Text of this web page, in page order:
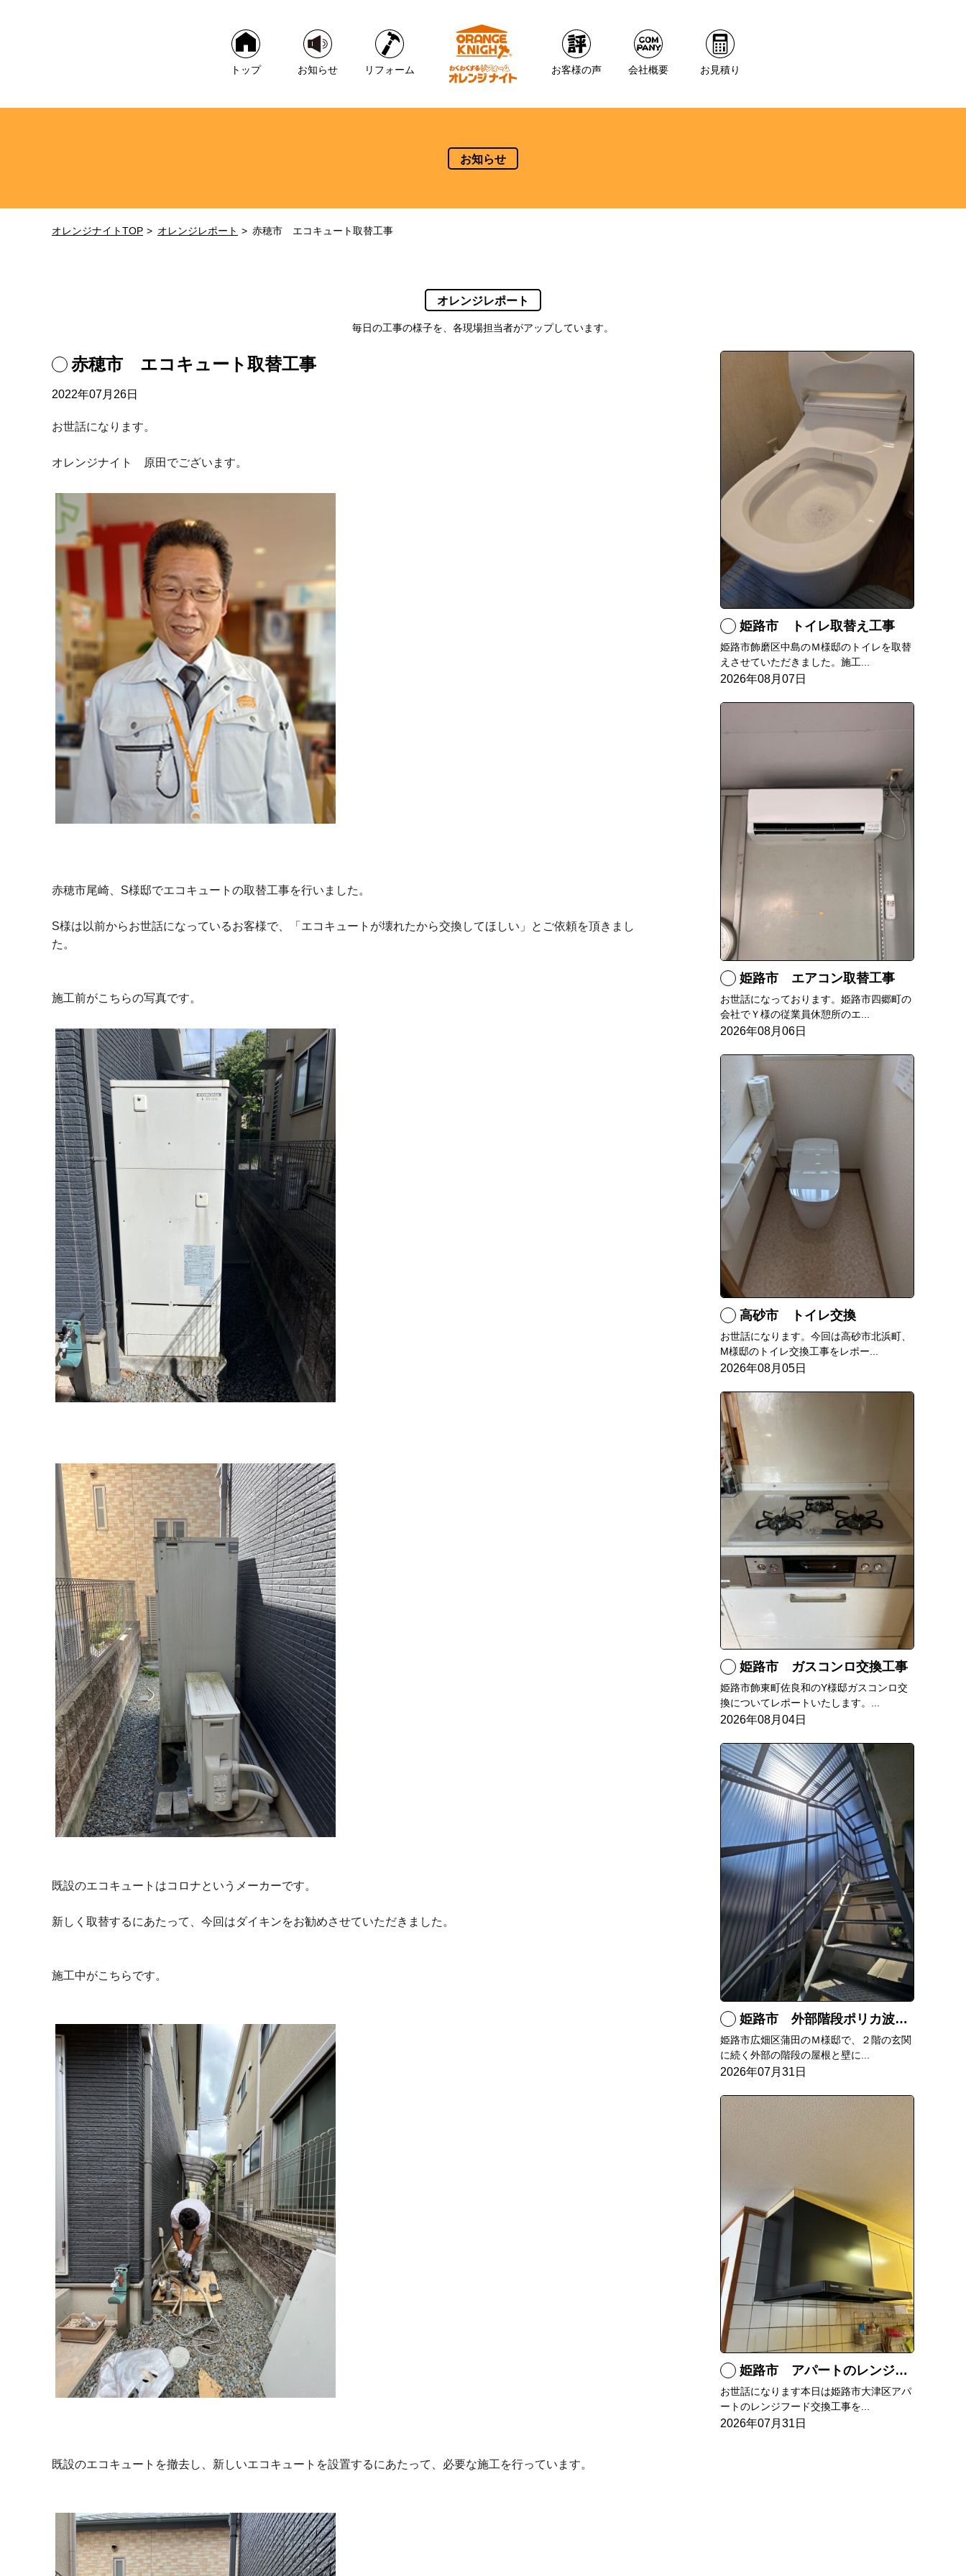
トップ お知らせ リフォーム お客様の声 会社概要 お見積り
お知らせ
オレンジナイトTOP オレンジレポート 赤穂市 エコキュート取替工事
オレンジレポート
毎日の工事の様子を、各現場担当者がアップしています。
赤穂市 エコキュート取替工事
2022年07月26日
お世話になります。
オレンジナイト 原田でございます。
赤穂市尾崎、S様邸でエコキュートの取替工事を行いました。
S様は以前からお世話になっているお客様で、「エコキュートが壊れたから交換してほしい」とご依頼を頂きまし
た。
施工前がこちらの写真です。
既設のエコキュートはコロナというメーカーです。
新しく取替するにあたって、今回はダイキンをお勧めさせていただきました。
施工中がこちらです。
既設のエコキュートを撤去し、新しいエコキュートを設置するにあたって、必要な施工を行っています。
姫路市 トイレ取替え工事
姫路市飾磨区中島のＭ様邸のトイレを取替
えさせていただきました。施工...
2026年08月07日
姫路市 エアコン取替工事
お世話になっております。姫路市四郷町の
会社でＹ様の従業員休憩所のエ...
2026年08月06日
高砂市 トイレ交換
お世話になります。今回は高砂市北浜町、
M様邸のトイレ交換工事をレポー...
2026年08月05日
姫路市 ガスコンロ交換工事
姫路市飾東町佐良和のY様邸ガスコンロ交
換についてレポートいたします。...
2026年08月04日
姫路市 外部階段ポリカ波板張替工事
姫路市広畑区蒲田のＭ様邸で、２階の玄関
に続く外部の階段の屋根と壁に...
2026年07月31日
姫路市 アパートのレンジフード交換
お世話になります本日は姫路市大津区アパ
ートのレンジフード交換工事を...
2026年07月31日